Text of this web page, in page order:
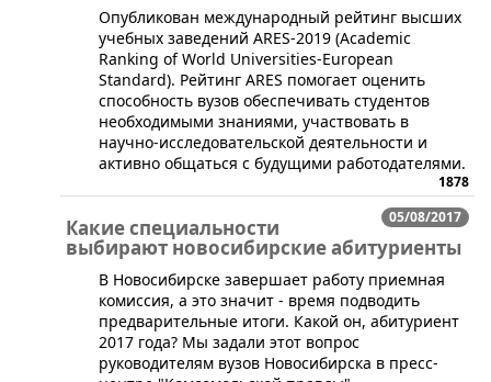
​Опубликован международный рейтинг высших
учебных заведений ARES-2019 (Academic
Ranking of World Universities-European
Standard). Рейтинг ARES помогает оценить
способность вузов обеспечивать студентов
необходимыми знаниями, участвовать в
научно-исследовательской деятельности и
активно общаться с будущими работодателями.
1878
05/08/2017
Какие специальности
выбирают новосибирские абитуриенты
В Новосибирске завершает работу приемная
комиссия, а это значит - время подводить
предварительные итоги. Какой он, абитуриент
2017 года? Мы задали этот вопрос
руководителям вузов Новосибирска в пресс-